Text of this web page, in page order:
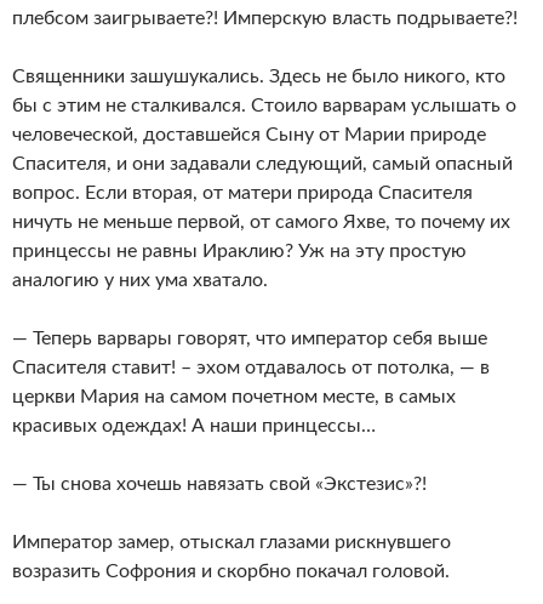
плебсом заигрываете?! Имперскую власть подрываете?!
Священники зашушукались. Здесь не было никого, кто
бы с этим не сталкивался. Стоило варварам услышать о
человеческой, доставшейся Сыну от Марии природе
Спасителя, и они задавали следующий, самый опасный
вопрос. Если вторая, от матери природа Спасителя
ничуть не меньше первой, от самого Яхве, то почему их
принцессы не равны Ираклию? Уж на эту простую
аналогию у них ума хватало.
— Теперь варвары говорят, что император себя выше
Спасителя ставит! – эхом отдавалось от потолка, — в
церкви Мария на самом почетном месте, в самых
красивых одеждах! А наши принцессы…
— Ты снова хочешь навязать свой «Экстезис»?!
Император замер, отыскал глазами рискнувшего
возразить Софрония и скорбно покачал головой.